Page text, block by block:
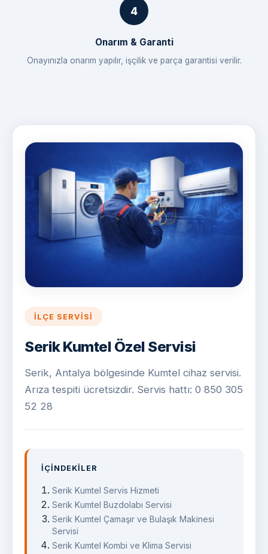
Onarım & Garanti
Onayınızla onarım yapılır, işçilik ve parça garantisi verilir.
İLÇE SERVISI
Serik Kumtel Özel Servisi
Serik, Antalya bölgesinde Kumtel cihaz servisi.
Arıza tespiti ücretsizdir. Servis hattı: 0 850 305
52 28
İÇINDEKILER
Serik Kumtel Servis Hizmeti
Serik Kumtel Buzdolabı Servisi
Serik Kumtel Çamaşır ve Bulaşık Makinesi
Servisi
Serik Kumtel Kombi ve Klima Servisi